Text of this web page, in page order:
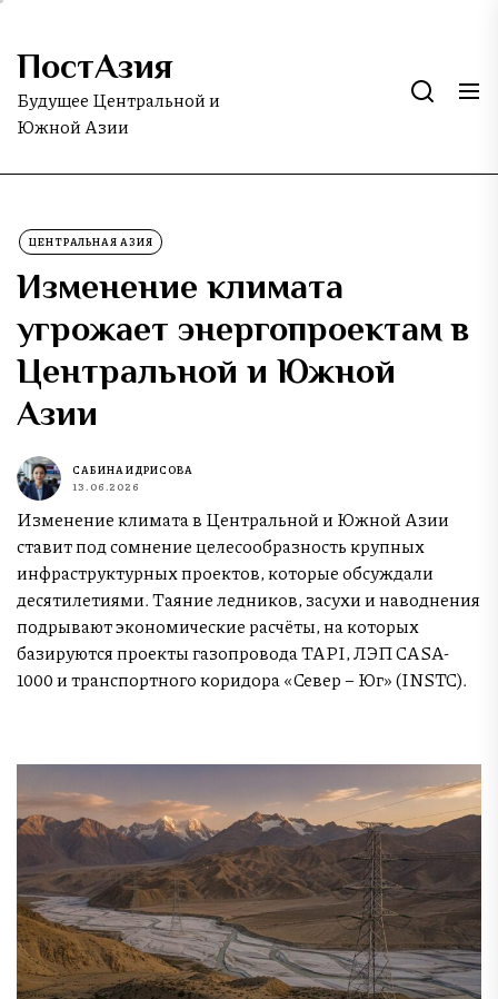
Skip
the
content
ПостАзия
Будущее Центральной и
Южной Азии
ЦЕНТРАЛЬНАЯ АЗИЯ
Изменение климата
угрожает энергопроектам в
Центральной и Южной
Азии
САБИНА ИДРИСОВА
13.06.2026
Изменение климата в Центральной и Южной Азии
ставит под сомнение целесообразность крупных
инфраструктурных проектов, которые обсуждали
десятилетиями. Таяние ледников, засухи и наводнения
подрывают экономические расчёты, на которых
базируются проекты газопровода TAPI, ЛЭП CASA-
1000 и транспортного коридора «Север – Юг» (INSTC).